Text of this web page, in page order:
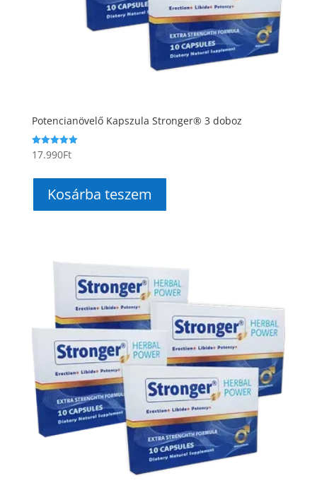
Potencianövelő Kapszula Stronger® 3 doboz
Értékelés:
5.00
17.990Ft
Kosárba teszem